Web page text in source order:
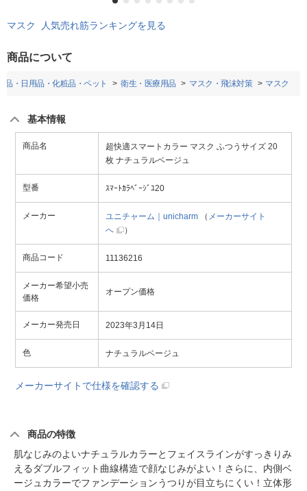
マスク 人気売れ筋ランキングを見る
商品について
品・日用品・化粧品・ペット 衛生・医療用品 マスク・飛沫対策 マスク
基本情報
商品名
超快適スマートカラー マスク ふつうサイズ 20
枚 ナチュラルベージュ
型番 ｽﾏｰﾄｶﾗﾍﾞｰｼﾞﾕ20
メーカー ユニチャーム｜unicharm （ メーカーサイト
へ
）
商品コード 11136216
メーカー希望小売
価格
オープン価格
メーカー発売日 2023年3月14日
色 ナチュラルベージュ
メーカーサイトで仕様を確認する
商品の特徴
肌なじみのよいナチュラルカラーとフェイスラインがすっきりみ
えるダブルフィット曲線構造で顔なじみがよい！さらに、内側ベ
ージュカラーでファンデーションうつりが目立ちにくい！立体形